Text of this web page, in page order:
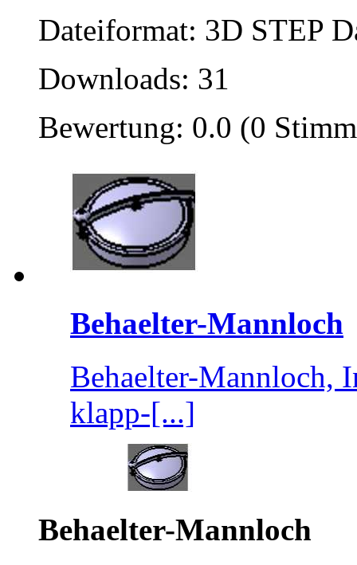
Dateiformat: 3D STEP
Downloads: 31
Bewertung: 0.0 (0
Behaelter-Mannloch
Behaelter-Mannloch,
klapp-[...]
Behaelter-Mannloch